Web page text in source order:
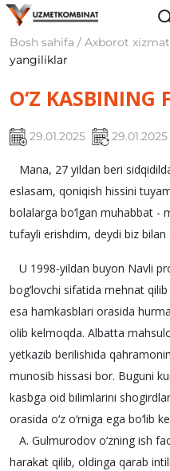
Bosh sahifa / Axborot
yangiliklar
O‘Z KASBINING
29.01.2025 29.01.2025
Mana, 27 yildan beri
eslasam, qoniqish hissini
bolalarga bo‘lgan muhabbat -
tufayli erishdim, deydi biz
U 1998-yildan buyon Navli
bog‘lovchi sifatida mehnat
esa hamkasblari orasida
olib kelmoqda. Albatta
yetkazib berilishida
munosib hissasi bor. Buguni
kasbga oid bilimlarini
orasida o‘z o‘rniga ega bo‘lib
A. Gulmurodov o‘zning ish
harakat qilib, oldinga qarab